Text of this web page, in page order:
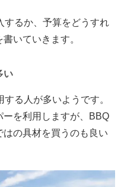
するか、予算をどうすれ
いていきます。
い
る人が多いようです。
を利用しますが、
BBQ
の具材を買うのも良い